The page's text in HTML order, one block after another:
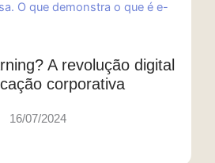
A revolução digital
corporativa
16/07/2024